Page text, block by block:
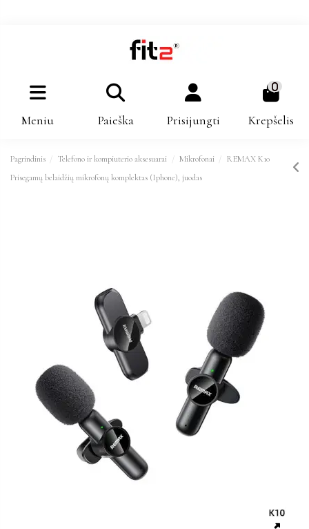
Meniu Paieška Prisijungti
0
Krepšelis
Pagrindinis Telefono ir kompiuterio aksesuarai Mikrofonai
REMAX K10
Prisegamų belaidžių mikrofonų komplektas (Iphone), juodas